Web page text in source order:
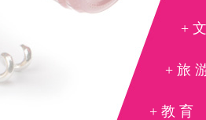
+
+旅
+教育